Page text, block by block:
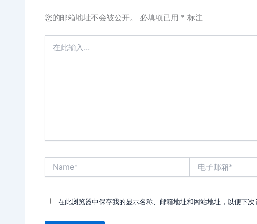
您的邮箱地址不会被公开。 必填项已用 * 标注
*
在此浏览器中保存我的显示名称、邮箱地址和网站地址，以便下次